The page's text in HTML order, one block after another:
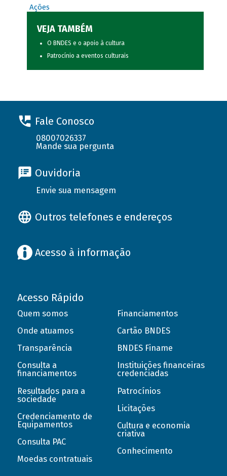
Ações
VEJA TAMBÉM
O BNDES e o apoio à cultura
Patrocínio a eventos culturais
Fale Conosco
08007026337
Mande sua pergunta
Ouvidoria
Envie sua mensagem
Outros telefones e endereços
Acesso à informação
Acesso Rápido
Quem somos
Onde atuamos
Transparência
Consulta a
financiamentos
Resultados para a
sociedade
Credenciamento de
Equipamentos
Consulta PAC
Moedas contratuais
Financiamentos
Cartão BNDES
BNDES Finame
Instituições financeiras
credenciadas
Patrocínios
Licitações
Cultura e economia
criativa
Conhecimento